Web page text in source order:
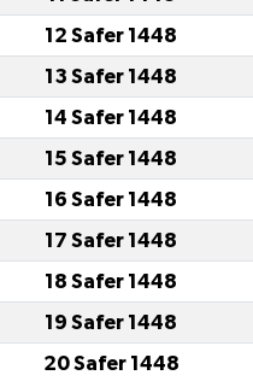
12 Safer 1448
13 Safer 1448
14 Safer 1448
15 Safer 1448
16 Safer 1448
17 Safer 1448
18 Safer 1448
19 Safer 1448
20 Safer 1448